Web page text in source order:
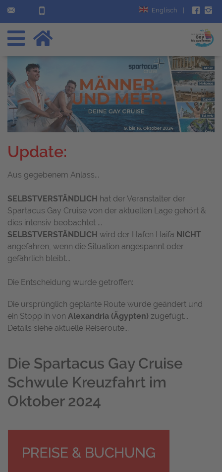
Englisch
Update:
Aus gegebenem Anlass...
SELBSTVERSTÄNDLICH hat der Veranstalter der
Spartacus Gay Cruise von der aktuellen Lage gehört &
dies intensiv beobachtet ...
SELBSTVERSTÄNDLICH wird der Hafen Haifa NICHT
angefahren, wenn die Situation angespannt oder
gefährlich bleibt...
Die Entscheidung wurde getroffen:
Die ursprünglich geplante Route wurde geändert und
ein Stopp in von Alexandria (Ägypten) zugefügt...
Details siehe aktuelle Reiseroute...
Die Spartacus Gay Cruise
Schwule Kreuzfahrt im
Oktober 2024